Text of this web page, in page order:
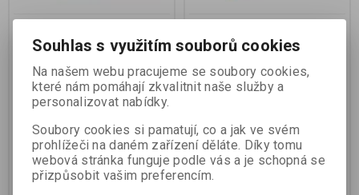
red 30,5x40,6 CM (12x16
Katalogové číslo:27401
Speciální černobílý papír na
s proměnnou gradací
769,15 Kč(32,36 EUR)
809,64 Kč
635,66 Kč(26,74 EUR)(Vaše cena
red 50,8x61 CM (20x24
Katalogové číslo:27402
s proměnnou gradací
1 815,57 Kč(76,38 EUR)
1 911,12 Kč
1 500,47 Kč
Souhlas s využitím souborů cookies
Na našem webu pracujeme se soubory cookies,
které nám pomáhají zkvalitnit naše služby a
personalizovat nabídky.
Soubory cookies si pamatují, co a jak ve svém
prohlížeči na daném zařízení děláte. Díky tomu
webová stránka funguje podle vás a je schopná se
přizpůsobit vašim preferencím.